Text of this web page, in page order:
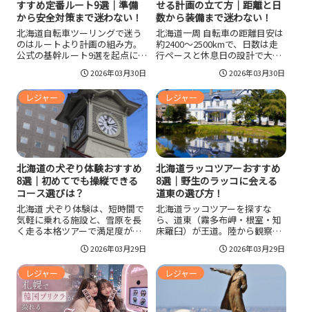
すすめ定番ルート9選｜準備
から安全対策まで迷わない！
北海道自転車ツーリングで迷う
のはルートより計画の組み方。
公式の基幹ルート9選を起点に、
ベストシーズンの考え方、日数
と距離の目安、装備リスト、パ
ンク対策、ヒグマ出没情報の確
認方法、交通ルールまで整理。
初めてでも無理なく走れる設計
で絶景と旅感を両立します。
2026年03月30日
せる計画の立て方｜距離と日
数から装備まで迷わない！
北海道一周 自転車の距離目安は
約2400〜2500kmで、日数は走
行ペースと休息日の設計で大き
く変わります。沿岸ベースのル
ート作り、補給の空白を作らな
い計画、キャンプと宿の使い分
け、夜間ライトなど交通ルー
ル、ヒグマ対策まで、完走率を
上げる実践ポイントをまとめて
確認できます。
2026年03月30日
レジャー
北海道の犬ぞり体験おすすめ
8選｜初めてでも操縦できる
コース選びは？
北海道 犬ぞり体験は、短時間で
気軽に乗れる施設と、雪原を長
く走る本格ツアーで満足度が変
わります。エリアは移動負荷で
絞り、走行距離と貸切条件で決
めるのがコツです。年齢条件や
体重制限、天候中止、キャンセ
ル規定を公式で確認し、防寒と
手袋を整えて最高の思い出に。
2026年03月29日
レジャー
北海道ラッコツアーおすすめ
8選｜野生のラッコに会える
道東の選び方！
北海道ラッコツアーを探すな
ら、道東（霧多布岬・根室・知
床羅臼）が王道。陸から観察で
きるスポットと、ラッコに出会
える可能性があるクルーズ8選を
紹介し、ベストシーズン・持ち
物・マナーまで整理。双眼鏡と
防風対策で満足度が大きく変わ
2026年03月29日
レジャー レジャー